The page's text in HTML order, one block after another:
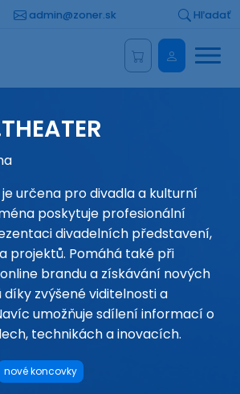
admin@zoner.sk Hľadať
Menu
určena pro divadla a kulturní
poskytuje profesionální
divadelních představení,
projektů. Pomáhá také při
brandu a získávání nových
zvýšené viditelnosti a
umožňuje sdílení informací o
technikách a inovacích.
nové koncovky